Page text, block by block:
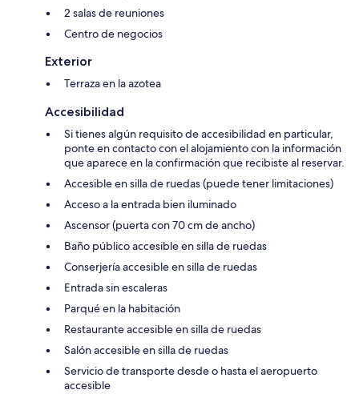
2 salas de reuniones
Centro de negocios
Exterior
Terraza en la azotea
Accesibilidad
Si tienes algún requisito de accesibilidad en particular,
ponte en contacto con el alojamiento con la información
que aparece en la confirmación que recibiste al reservar.
Accesible en silla de ruedas (puede tener limitaciones)
Acceso a la entrada bien iluminado
Ascensor (puerta con 70 cm de ancho)
Baño público accesible en silla de ruedas
Conserjería accesible en silla de ruedas
Entrada sin escaleras
Parqué en la habitación
Restaurante accesible en silla de ruedas
Salón accesible en silla de ruedas
Servicio de transporte desde o hasta el aeropuerto
accesible